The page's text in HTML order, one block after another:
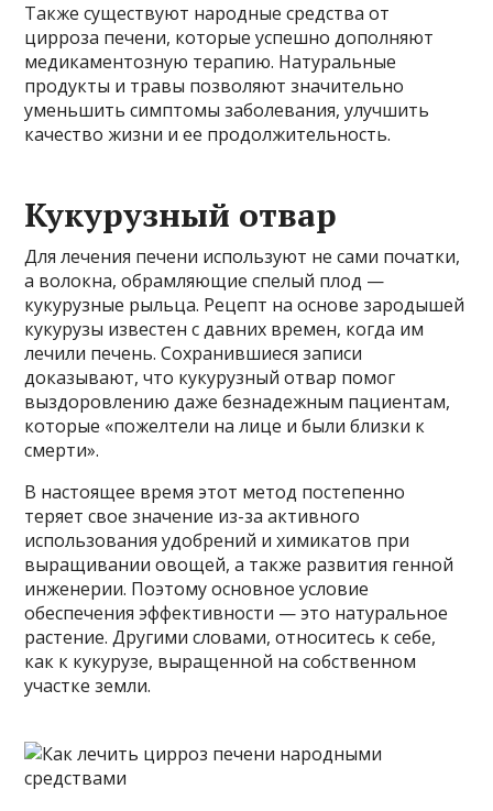
Также существуют народные средства от
цирроза печени, которые успешно дополняют
медикаментозную терапию. Натуральные
продукты и травы позволяют значительно
уменьшить симптомы заболевания, улучшить
качество жизни и ее продолжительность.
Кукурузный отвар
Для лечения печени используют не сами початки,
а волокна, обрамляющие спелый плод —
кукурузные рыльца. Рецепт на основе зародышей
кукурузы известен с давних времен, когда им
лечили печень. Сохранившиеся записи
доказывают, что кукурузный отвар помог
выздоровлению даже безнадежным пациентам,
которые «пожелтели на лице и были близки к
смерти».
В настоящее время этот метод постепенно
теряет свое значение из-за активного
использования удобрений и химикатов при
выращивании овощей, а также развития генной
инженерии. Поэтому основное условие
обеспечения эффективности — это натуральное
растение. Другими словами, относитесь к себе,
как к кукурузе, выращенной на собственном
участке земли.